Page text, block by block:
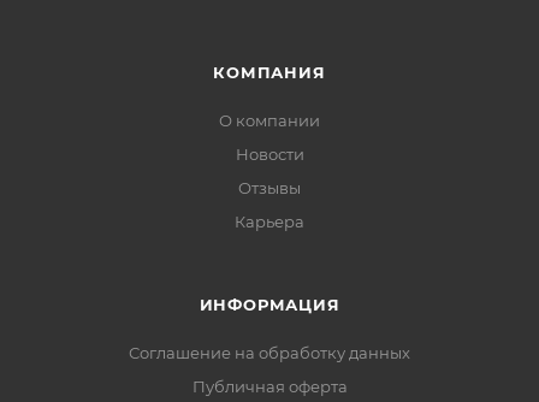
КОМПАНИЯ
О компании
Новости
Отзывы
Карьера
ИНФОРМАЦИЯ
Соглашение на обработку данных
Публичная оферта